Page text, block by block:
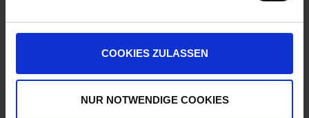
COOKIES ZULASSEN
NUR NOTWENDIGE COOKIES